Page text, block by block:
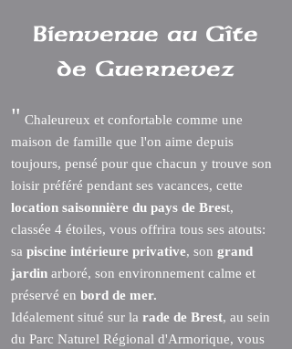
Bienvenue au Gîte
de Guernevez
" Chaleureux et confortable comme une
maison de famille que l'on aime depuis
toujours, pensé pour que chacun y trouve son
loisir préféré pendant ses vacances, cette
location saisonnière du pays de Brest,
classée 4 étoiles, vous offrira tous ses atouts:
sa piscine intérieure privative, son grand
jardin arboré, son environnement calme et
préservé en bord de mer.
Idéalement situé sur la rade de Brest, au sein
du Parc Naturel Régional d'Armorique, vous